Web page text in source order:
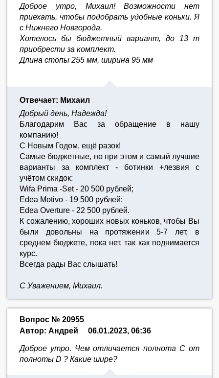
Доброе утро, Михаил! Возможности нет
приехать, чтобы подобрать удобные коньки. Я
с Нижнего Новгорода.
Хотелось бы бюджетный вариант, до 13 т
приобрести за комплект.
Длина стопы 255 мм, ширина 95 мм
Отвечает: Михаил
Добрый день, Надежда!
Благодарим Вас за обращение в нашу
компанию!
С Новым Годом, ещё разок!
Самые бюджетные, но при этом и самый лучшие
варианты за комплект - ботинки +лезвия с
учётом скидок:
Wifa Prima -Set - 20 500 рублей;
Edea Motivo - 19 500 рублей;
Edea Overture - 22 500 рублей.
К сожалению, хороших новых коньков, чтобы Вы
были довольны на протяжении 5-7 лет, в
среднем бюджете, пока нет, так как поднимается
курс.
Всегда рады Вас слышать!
С Уважением, Михаил.
Вопрос № 20955
Автор: Андрей
06.01.2023, 06:36
Доброе утро. Чем отличается полнота С от
полноты D ? Какие шире?